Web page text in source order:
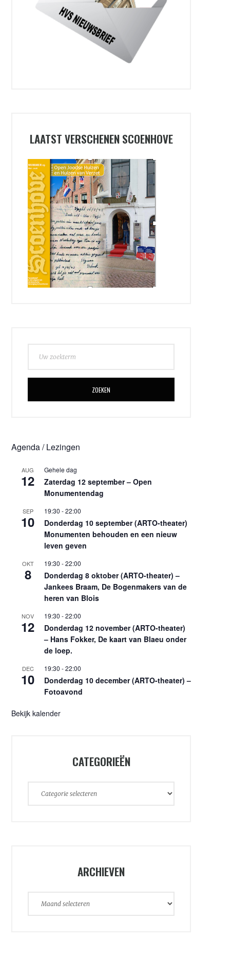
LAATST VERSCHENEN SCOENHOVE
ZOEKEN
Agenda / Lezingen
AUG
12
Gehele dag
Zaterdag 12 september – Open
Monumentendag
SEP
10
19:30 -22:00
Donderdag 10 september (ARTO-theater)
Monumenten behouden en een nieuw
leven geven
OKT
8
19:30 -22:00
Donderdag 8 oktober (ARTO-theater) –
Jankees Braam, De Bogenmakers van de
heren van Blois
NOV
12
19:30 -22:00
Donderdag 12 november (ARTO-theater)
– Hans Fokker, De kaart van Blaeu onder
de loep.
DEC
10
19:30 -22:00
Donderdag 10 december (ARTO-theater) –
Fotoavond
Bekijk kalender
CATEGORIEËN
Categorieën
ARCHIEVEN
Archieven